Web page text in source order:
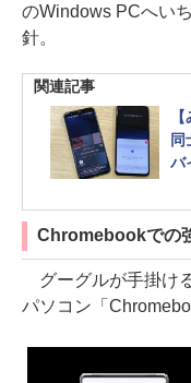
のWindows PCへい
針。
関連記事
同
バ
Chromebookでの
グーグルが手掛け
パソコン「